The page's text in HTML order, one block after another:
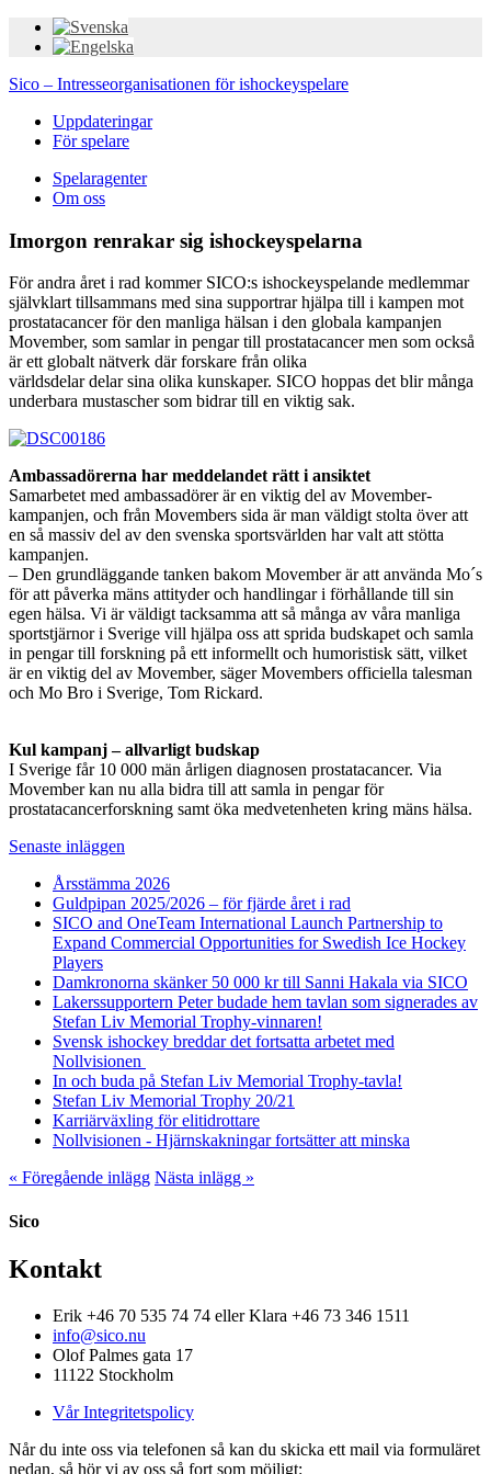
Sico – Intresseorganisationen för ishockeyspelare
Uppdateringar
För spelare
Spelaragenter
Om oss
Imorgon renrakar sig ishockeyspelarna
För andra året i rad kommer SICO:s ishockeyspelande medlemmar
självklart tillsammans med sina supportrar hjälpa till i kampen mot
prostatacancer för den manliga hälsan i den globala kampanjen
Movember, som samlar in pengar till prostatacancer men som också
är ett globalt nätverk där forskare från olika
världsdelar delar sina olika kunskaper. SICO hoppas det blir många
underbara mustascher som bidrar till en viktig sak.
Ambassadörerna har meddelandet rätt i ansiktet
Samarbetet med ambassadörer är en viktig del av Movember-
kampanjen, och från Movembers sida är man väldigt stolta över att
en så massiv del av den svenska sportsvärlden har valt att stötta
kampanjen.
– Den grundläggande tanken bakom Movember är att använda Mo´s
för att påverka mäns attityder och handlingar i förhållande till sin
egen hälsa. Vi är väldigt tacksamma att så många av våra manliga
sportstjärnor i Sverige vill hjälpa oss att sprida budskapet och samla
in pengar till forskning på ett informellt och humoristisk sätt, vilket
är en viktig del av Movember, säger Movembers officiella talesman
och Mo Bro i Sverige, Tom Rickard.
Kul kampanj – allvarligt budskap
I Sverige får 10 000 män årligen diagnosen prostatacancer. Via
Movember kan nu alla bidra till att samla in pengar för
prostatacancerforskning samt öka medvetenheten kring mäns hälsa.
Senaste inläggen
Årsstämma 2026
Guldpipan 2025/2026 – för fjärde året i rad
SICO and OneTeam International Launch Partnership to
Expand Commercial Opportunities for Swedish Ice Hockey
Players
Damkronorna skänker 50 000 kr till Sanni Hakala via SICO
Lakerssupportern Peter budade hem tavlan som signerades av
Stefan Liv Memorial Trophy-vinnaren!
Svensk ishockey breddar det fortsatta arbetet med
Nollvisionen
In och buda på Stefan Liv Memorial Trophy-tavla!
Stefan Liv Memorial Trophy 20/21
Karriärväxling för elitidrottare
Nollvisionen - Hjärnskakningar fortsätter att minska
« Föregående inlägg Nästa inlägg »
Sico
Kontakt
Erik +46 70 535 74 74 eller Klara +46 73 346 1511
info@sico.nu
Olof Palmes gata 17
11122 Stockholm
Vår Integritetspolicy
Når du inte oss via telefonen så kan du skicka ett mail via formuläret
nedan, så hör vi av oss så fort som möjligt: